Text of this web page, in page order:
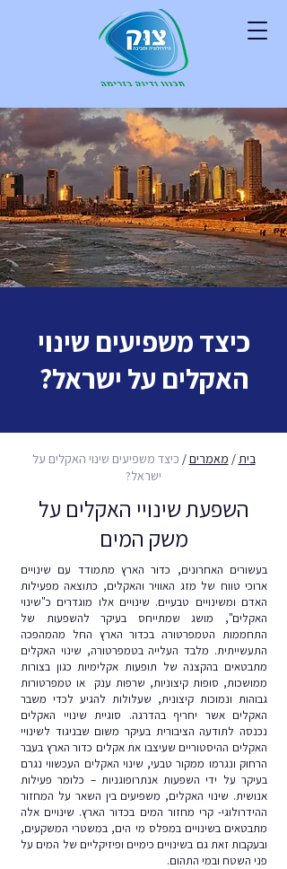
כיצד משפיעים שינוי
האקלים על ישראל?
בית/ מאמרים/ כיצד משפיעים שינוי האקלים על
ישראל?
השפעת שינויי האקלים על
משק המים
בעשורים האחרונים, כדור הארץ מתמודד עם שינויים
ארוכי טווח של מזג האוויר והאקלים, כתוצאה מפעילות
האדם ומשינויים טבעיים. שינויים אלו מוגדרים כ"שינוי
האקלים", מושג שמתייחס בעיקר להשפעות של
התחממות הטמפרטורה בכדור הארץ החל מהמהפכה
התעשייתית. מלבד העלייה בטמפרטורה, שינוי האקלים
מתבטאים בהקצנה של תופעות אקלימיות כגון בצורות
ממושכות, סופות קיצוניות, שרפות ענק או טמפרטורות
גבוהות ונמוכות קיצונית, שעלולות להגיע לכדי משבר
האקלים אשר יחריף בהדרגה. סוגיית שינויי האקלים
נכנסה לתודעה הציבורית בעיקר משום שבניגוד לשינויי
האקלים ההיסטוריים שעיצבו את אקלים כדור הארץ בעבר
הרחוק ונגרמו ממקור טבעי, שינוי האקלים העכשווי נגרם
בעיקר על ידי השפעות אנתרופוגניות – כלומר פעילות
אנושית. שינוי האקלים, משפיעים בין השאר על המחזור
ההידרולוגי- קרי מחזור המים בכדור הארץ. שינויים אלה
מתבטאים בשינויים במפלס מי הים, במשטרי המשקעים,
ובעקבות זאת גם בשינויים כימיים ופיזיקליים של המים על
פני השטח ובמי התהום.